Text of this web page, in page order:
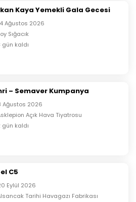
Kaya Yemekli Gala Gecesi
Ağustos 2026
Sığacık
gün kaldı
– Semaver Kumpanya
Ağustos 2026
Açık Hava Tiyatrosu
gün kaldı
C5
Eylül 2026
Tarihi Havagazı Fabrikası